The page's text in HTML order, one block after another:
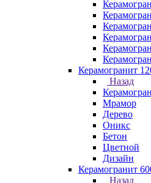
Керамогранит
Назад
Мрамор
Дерево
Оникс
Бетон
Цветной
Дизайн
Керамогранит
Назад